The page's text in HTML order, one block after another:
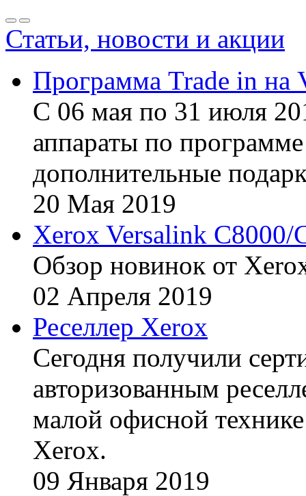
Статьи, новости и акции
Программа Trade in на
С 06 мая по 31 июля
аппараты по
дополнительные
20 Мая 2019
Xerox Versalink C8000/
Обзор новинок от
02 Апреля 2019
Реселлер Xerox
Сегодня получили
авторизованным
малой офисной
Xerox.
09 Января 2019